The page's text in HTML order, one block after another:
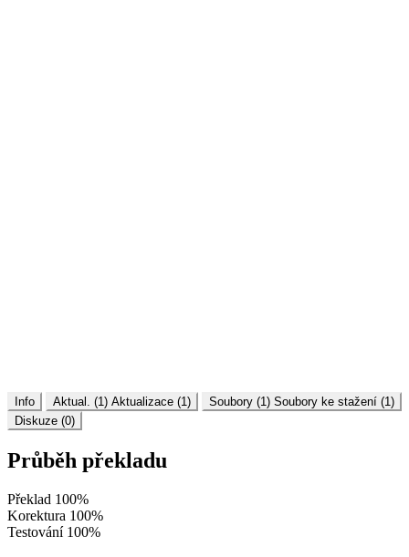
Info Aktual. (1) Aktualizace (1) Soubory (1) Soubory ke stažení (1)
Diskuze (0)
Průběh překladu
Překlad 100%
Korektura 100%
Testování 100%